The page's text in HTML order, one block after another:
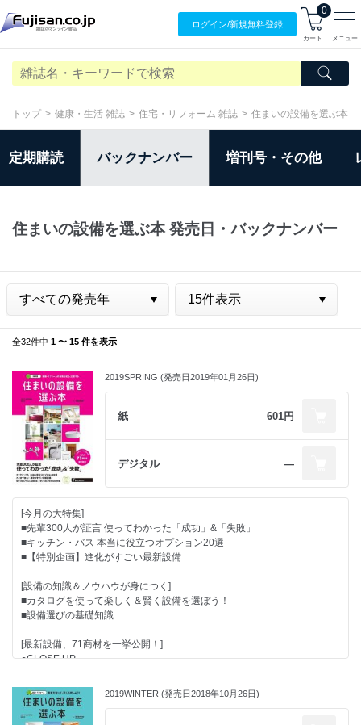
ログイン/新規無料登録
0
カート メニュー
トップ 健康・生活 雑誌 住宅・リフォーム 雑誌 住まいの設備を選ぶ本
定期購読 バックナンバー 増刊号・その他
住まいの設備を選ぶ本 発売日・バックナンバー
全32件中 1 〜 15 件を表示
2019SPRING (発売日2019年01月26日)
紙 601円
デジタル ―
[今月の大特集]
■先輩300人が証言 使ってわかった「成功」&「失敗」
■キッチン・バス 本当に役立つオプション20選
■【特別企画】進化がすごい最新設備
[設備の知識＆ノウハウが身につく]
■カタログを使って楽しく＆賢く設備を選ぼう！
■設備選びの基礎知識
[最新設備、71商材を一挙公開！]
●CLOSE UP
●環境・家計にやさしい 設備・建材特集
●設備＆建材レポート
2019WINTER (発売日2018年10月26日)